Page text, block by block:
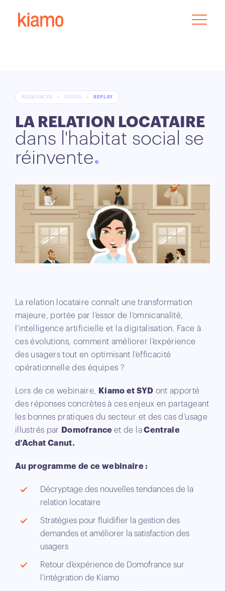
RESSOURCES > VIDÉOS > REPLAY
LA RELATION LOCATAIRE
dans l'habitat social se
réinvente
La relation locataire connaît une transformation
majeure, portée par l’essor de l’omnicanalité,
l’intelligence artificielle et la digitalisation. Face à
ces évolutions, comment améliorer l’expérience
des usagers tout en optimisant l’efficacité
opérationnelle des équipes ?
Lors de ce webinaire, Kiamo et SYD ont apporté
des réponses concrètes à ces enjeux en partageant
les bonnes pratiques du secteur et des cas d’usage
illustrés par
Domofranceet de laCentrale
d’Achat Canut.
Au programme de ce webinaire :
Décryptage des nouvelles tendances de la
relation locataire
Stratégies pour fluidifier la gestion des
demandes et améliorer la satisfaction des
usagers
Retour d’expérience de Domofrance sur
l’intégration de Kiamo